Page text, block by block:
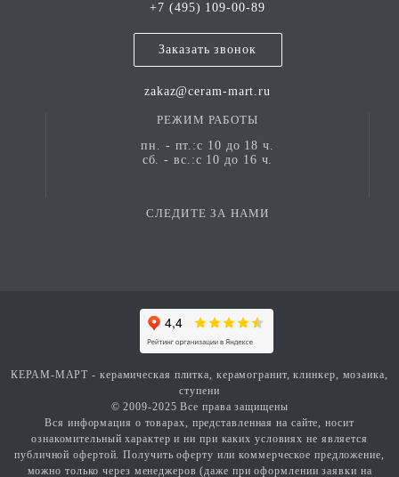
+7 (495) 109-00-89
Заказать звонок
zakaz@ceram-mart.ru
РЕЖИМ РАБОТЫ
пн. - пт.:с 10 до 18 ч.
сб. - вс.:с 10 до 16 ч.
СЛЕДИТЕ ЗА НАМИ
КЕРАМ-МАРТ - керамическая плитка, керамогранит, клинкер, мозаика,
ступени
© 2009-2025 Все права защищены
Вся информация о товарах, представленная на сайте, носит
ознакомительный характер и ни при каких условиях не является
публичной офертой. Получить оферту или коммерческое предложение,
можно только через менеджеров (даже при оформлении заявки на